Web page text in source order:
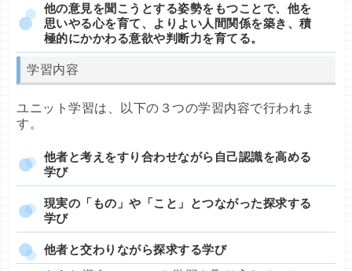
他の意見を聞こうとする姿勢をもつことで、他を
思いやる心を育て、よりよい人間関係を築き、積
極的にかかわる意欲や判断力を育てる。
学習内容
ユニット学習は、以下の３つの学習内容で行われま
す。
他者と考えをすり合わせながら自己認識を高める
学び
現実の「もの」や「こと」とつながった探求する
学び
他者と交わりながら探求する学び